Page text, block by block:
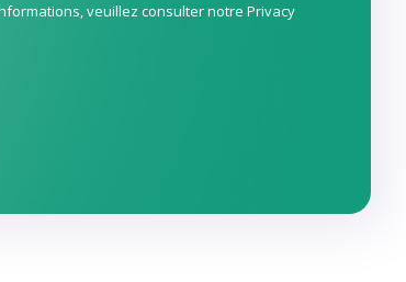
veuillez consulter notre Privacy